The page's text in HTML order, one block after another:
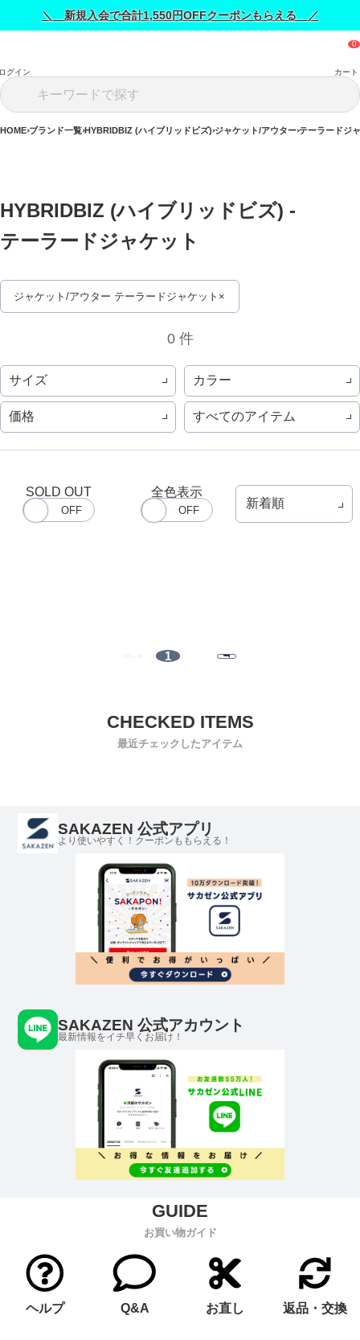
＼ 新規入会で合計1,550円OFFクーポンもらえる ／
グイン カート
HOME ブランド一覧 HYBRIDBIZ (ハイブリッドビズ) ジャケット/アウター テーラードジ
HYBRIDBIZ (ハイブリッドビズ) -
テーラードジャケット
ジャケット/アウター テーラードジャケット
0 件
サイズ カラー
価格 すべてのアイテム
SOLD OUT 全色表示
1
最近チェックしたアイテム
SAKAZEN 公式アプリ
より使いやすく！クーポンももらえる！
SAKAZEN 公式アカウント
最新情報をイチ早くお届け！
お買い物ガイド
ヘルプ Q&A お直し 返品・交換